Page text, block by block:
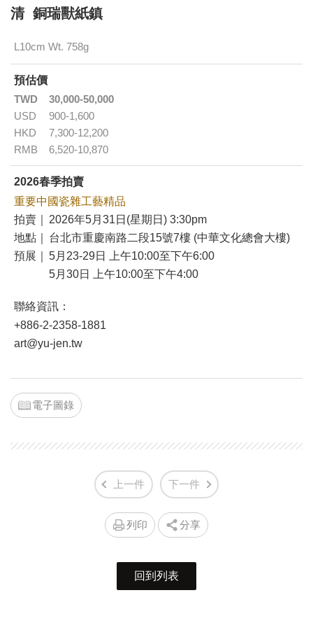
清 銅瑞獸紙鎮
L10cm Wt. 758g
預估價
TWD
30,000-50,000
USD
900-1,600
HKD
7,300-12,200
RMB
6,520-10,870
2026春季拍賣
重要中國瓷雜工藝精品
拍賣｜
2026年5月31日(星期日) 3:30pm
地點｜
台北市重慶南路二段15號7樓 (中華文化總會大樓)
預展｜
5月23-29日 上午10:00至下午6:00
5月30日 上午10:00至下午4:00
聯絡資訊：
+886-2-2358-1881
art@yu-jen.tw
電子圖錄
上一件 下一件
列印 分享
回到列表